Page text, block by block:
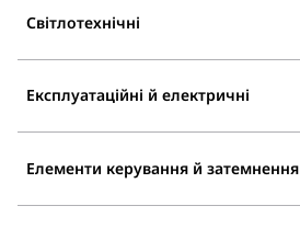
Світлотехнічні
Експлуатаційні й електричні
Елементи керування й затемнення